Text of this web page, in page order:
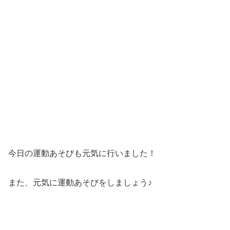
今日の運動あそびも元気に行いました！
また、元気に運動あそびをしましょう♪